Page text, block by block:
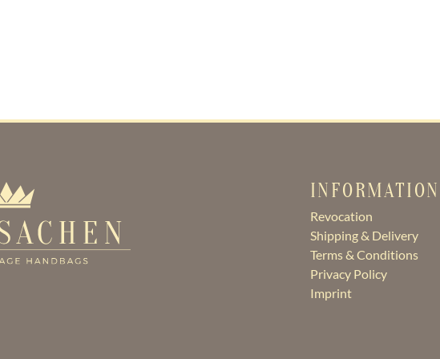
INFORMATION
Revocation
Shipping & Delivery
Terms & Conditions
Privacy Policy
Imprint